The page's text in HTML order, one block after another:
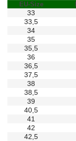
EU-Size
33
33,5
34
35
35,5
36
36,5
37,5
38
38,5
39
40,5
41
42
42,5